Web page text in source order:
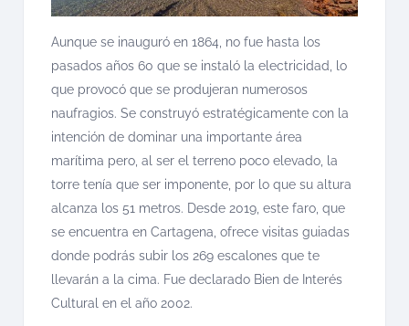
Aunque se inauguró en 1864, no fue hasta los
pasados años 60 que se instaló la electricidad, lo
que provocó que se produjeran numerosos
naufragios. Se construyó estratégicamente con la
intención de dominar una importante área
marítima pero, al ser el terreno poco elevado, la
torre tenía que ser imponente, por lo que su altura
alcanza los 51 metros. Desde 2019, este faro, que
se encuentra en Cartagena, ofrece visitas guiadas
donde podrás subir los 269 escalones que te
llevarán a la cima. Fue declarado Bien de Interés
Cultural en el año 2002.